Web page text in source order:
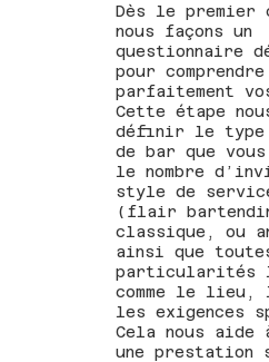
Dès le premier
nous façons un
questionnaire
pour comprendre
parfaitement
Cette étape
définir le type
de bar que
le nombre
style de
(flair
classique, ou
ainsi que
particularités
comme le lieu,
les exigences
Cela nous aide
une prestation